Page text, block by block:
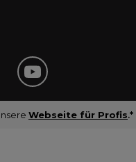
Webseite für Profis.*